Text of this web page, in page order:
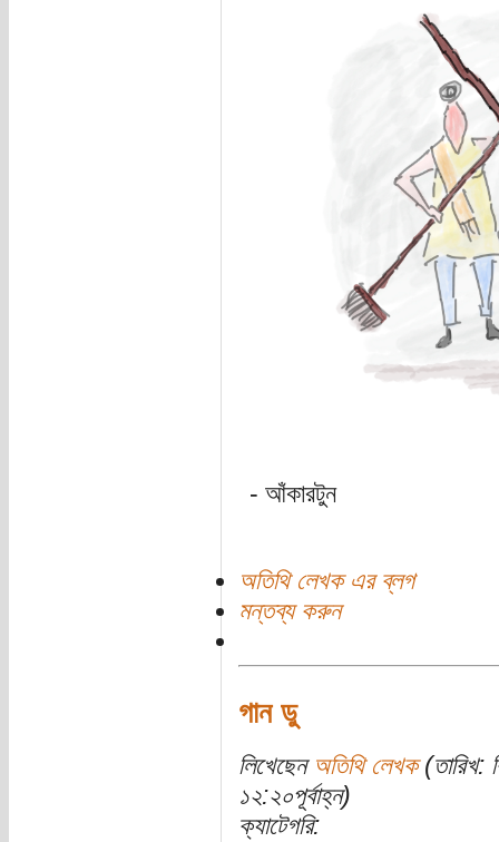
- আঁকারটুন
অতিথি লেখক এর ব্লগ
মন্তব্য করুন
গান ডু
লিখেছেন অতিথি লেখক(তারিখ:
১২:২০পূর্বাহ্ন)
ক্যাটেগরি: